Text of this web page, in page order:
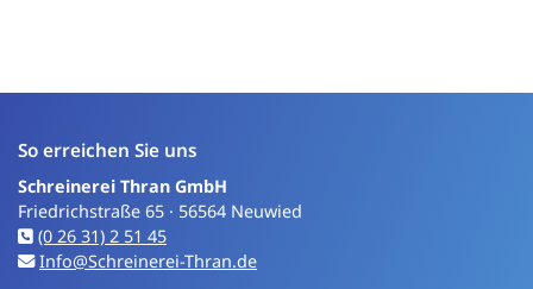
So erreichen Sie uns
Schreinerei Thran GmbH
Friedrichstraße 65 · 56564 Neuwied
(0 26 31) 2 51 45
Info@Schreinerei-Thran.de